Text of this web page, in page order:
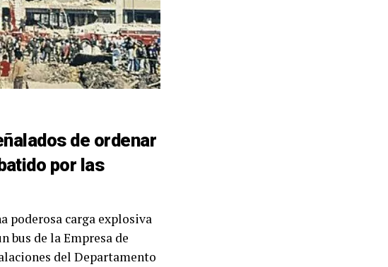
de ordenar
por las
poderosa carga explosiva
bus de la Empresa de
del Departamento